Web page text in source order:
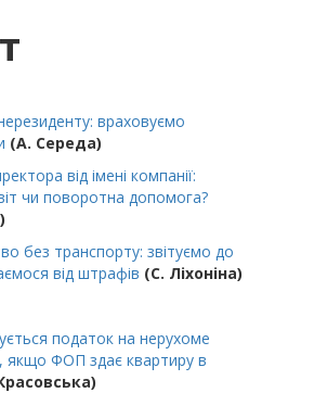
враховуємо
(А. Середа)
від імені компанії:
чи поворотна допомога?
без транспорту: звітуємо до
від штрафів (С. Ліхоніна)
податок на нерухоме
якщо ФОП здає квартиру в